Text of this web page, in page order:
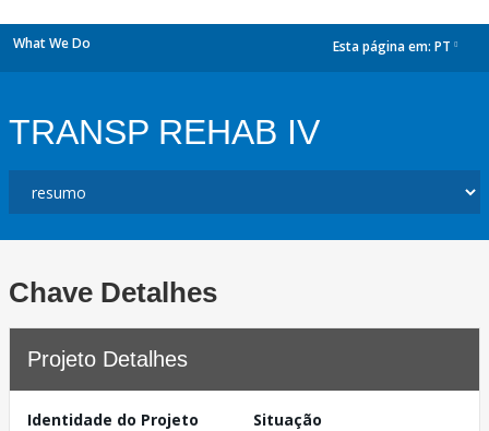
What We Do Esta página em: PT
TRANSP REHAB IV
Chave Detalhes
Projeto Detalhes
Identidade do Projeto
Situação